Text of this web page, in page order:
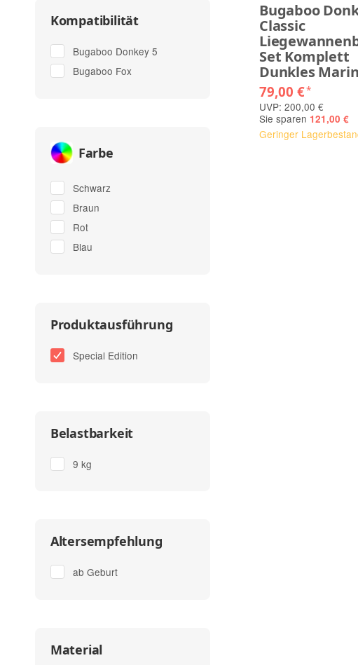
Bugaboo
Classic
Set Komplett
Dunkles
79,00 €*
UVP: 200,00 €
Sie sparen 121,00 €
Geringer
Kompatibilität
Bugaboo Donkey 5
Bugaboo Fox
Farbe
Schwarz
Braun
Rot
Blau
Produktausführung
Special Edition
Belastbarkeit
9 kg
Altersempfehlung
ab Geburt
Material